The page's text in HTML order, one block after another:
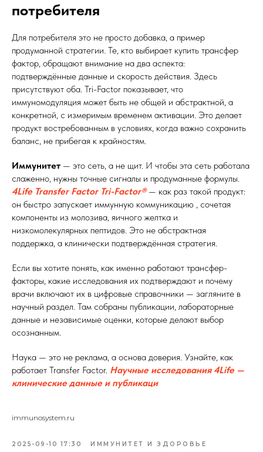
потребителя
Для потребителя это не просто добавка, а пример
продуманной стратегии. Те, кто выбирает купить трансфер
фактор, обращают внимание на два аспекта:
подтверждённые данные и скорость действия. Здесь
присутствуют оба. Tri-Factor показывает, что
иммуномодуляция может быть не общей и абстрактной, а
конкретной, с измеримым временем активации. Это делает
продукт востребованным в условиях, когда важно сохранить
баланс, не прибегая к крайностям.
Иммунитет — это сеть, а не щит. И чтобы эта сеть работала
слаженно, нужны точные сигналы и продуманные формулы.
4Life Transfer Factor Tri-Factor®— как раз такой продукт:
он быстро запускает иммунную коммуникацию , сочетая
компоненты из молозива, яичного желтка и
низкомолекулярных пептидов. Это не абстрактная
поддержка, а клинически подтверждённая стратегия.
Если вы хотите понять, как именно работают трансфер-
факторы, какие исследования их подтверждают и почему
врачи включают их в цифровые справочники — загляните в
научный раздел. Там собраны публикации, лабораторные
данные и независимые оценки, которые делают выбор
осознанным.
Наука — это не реклама, а основа доверия. Узнайте, как
работает Transfer Factor. Научные исследования 4Life —
клинические данные и публикаци
immunosystem.ru
2025-09-10 17:30 ИММУНИТЕТ И ЗДОРОВЬЕ